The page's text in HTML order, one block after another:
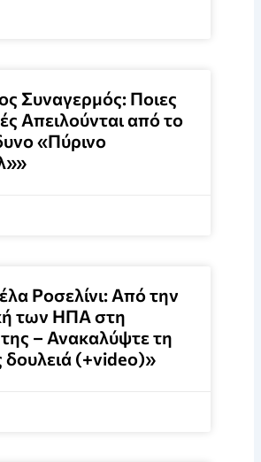
Συναγερμός: Ποιες
Απειλούνται από το
«Πύρινο
Ροσελίνι: Από την
των ΗΠΑ στη
– Ανακαλύψτε τη
δουλειά (+video)»